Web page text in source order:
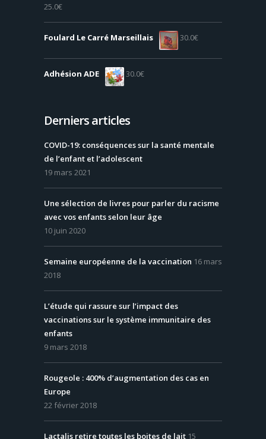
25.0€
Foulard Le Carré Marseillais 30.0€
Adhésion ADE 30.0€
Derniers articles
COVID-19: conséquences sur la santé mentale
de l’enfant et l’adolescent
19 mars 2021
Une sélection de livres pour parler du racisme
avec vos enfants selon leur âge
10 juin 2020
Semaine européenne de la vaccination 16 mars
2018
L’étude qui rassure sur l’impact des
vaccinations sur le système immunitaire des
enfants
9 mars 2018
Rougeole : 400% d’augmentation des cas en
Europe
22 février 2018
Lactalis retire toutes les boites de lait 15